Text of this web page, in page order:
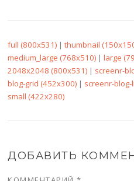
full (800x531) |thumbnail
medium_large (768x510) |large
2048x2048 (800x531) | screenr-
blog-grid (452x300) | screenr-
small (422x280)
ДОБАВИТЬ